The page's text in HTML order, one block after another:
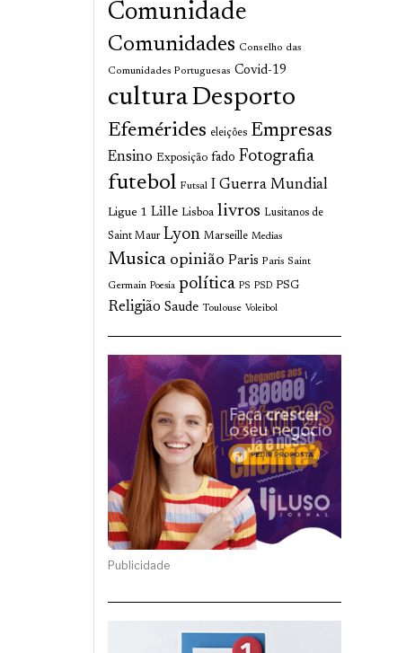
Comunidade
Comunidades Conselho das
Comunidades Portuguesas Covid-19
culturaDesporto
Efemérides eleições Empresas
Ensino Exposição fado Fotografia
futebol Futsal I Guerra Mundial
Ligue 1 Lille Lisboa livros Lusitanos de
Saint Maur Lyon Marseille Medias
Musica opinião Paris Paris Saint
Germain Poesia política PS PSD PSG
Religião Saude Toulouse Voleibol
Publicidade